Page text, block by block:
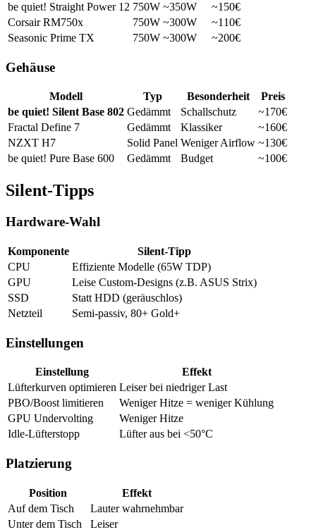
be quiet! Straight Power 12 750W ~350W
~150€
Corsair RM750x
750W ~300W
~110€
Seasonic Prime TX
750W ~300W ~200€
Gehäuse
Modell Typ Besonderheit
Preis
be quiet! Silent Base 802 Gedämmt Schallschutz
~170€
Fractal Define 7
Gedämmt Klassiker
~160€
NZXT H7
Solid Panel Weniger Airflow ~130€
be quiet! Pure Base 600
Gedämmt Budget ~100€
Silent-Tipps
Hardware-Wahl
Komponente
Silent-Tipp
CPU
Effiziente Modelle (65W TDP)
GPU
Leise Custom-Designs (z.B. ASUS Strix)
SSD
Statt HDD (geräuschlos)
Netzteil
Semi-passiv, 80+ Gold+
Einstellungen
Einstellung
Effekt
Lüfterkurven optimieren Leiser bei niedriger Last
PBO/Boost limitieren
Weniger Hitze = weniger Kühlung
GPU Undervolting
Weniger Hitze
Idle-Lüfterstopp
Lüfter aus bei <50°C
Platzierung
Position
Effekt
Auf dem Tisch
Lauter wahrnehmbar
Unter dem Tisch
Leiser